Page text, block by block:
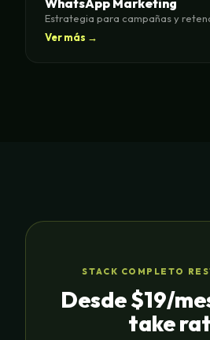
WhatsApp Marketing
Estrategia para campañas y
Ver más →
STACK COMPLETO
Desde $19/
take